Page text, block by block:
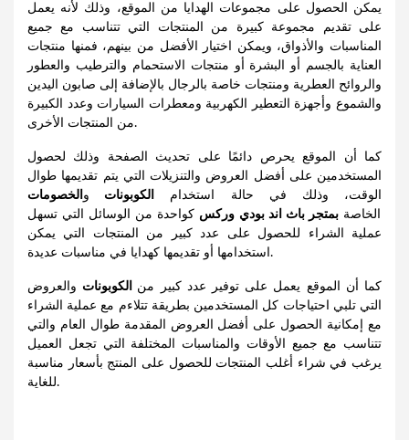
يمكن الحصول على مجموعات الهدايا من الموقع، وذلك لأنه يعمل
على تقديم مجموعة كبيرة من المنتجات التي تتناسب مع جميع
المناسبات والأذواق، ويمكن اختيار الأفضل من بينهم، فمنها منتجات
العناية بالجسم أو البشرة أو منتجات الاستحمام والترطيب والعطور
والروائح العطرية ومنتجات خاصة بالرجال بالإضافة إلى صابون اليدين
والشموع وأجهزة التعطير الكهربية ومعطرات السيارات وعدد الكبيرة
من المنتجات الأخرى.
كما أن الموقع يحرص دائمًا على تحديث الصفحة وذلك لحصول
المستخدمين على أفضل العروض والتنزيلات التي يتم تقديمها طوال
الوقت، وذلك في حالة استخدام
الكوبونات و الخصومات
الخاصةبمتجر باث اند بودي وركس كواحدة من الوسائل التي تسهل
عملية الشراء للحصول على عدد كبير من المنتجات التي يمكن
استخدامها أو تقديمها كهدايا في مناسبات عديدة.
كما أن الموقع يعمل على توفير عدد كبير من الكوبونات والعروض
التي تلبي احتياجات كل المستخدمين بطريقة تتلاءم مع عملية الشراء
مع إمكانية الحصول على أفضل العروض المقدمة طوال العام والتي
تتناسب مع جميع الأوقات والمناسبات المختلفة التي تجعل العميل
يرغب في شراء أغلب المنتجات للحصول على المنتج بأسعار مناسبة
للغاية.